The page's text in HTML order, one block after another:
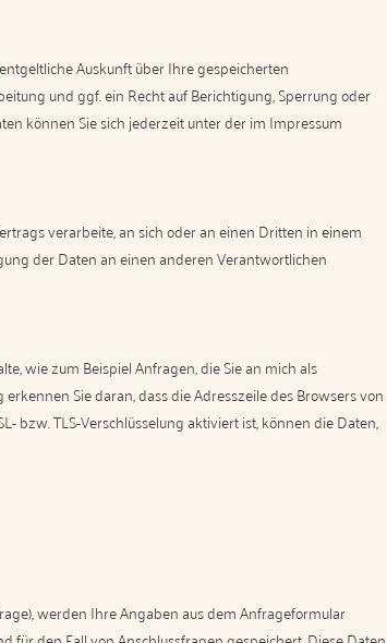
Auskunft über Ihre gespeicherten
und ggf. ein Recht auf Berichtigung, Sperrung oder
können Sie sich jederzeit unter der im Impressum
verarbeite, an sich oder an einen Dritten in einem
der Daten an einen anderen Verantwortlichen
wie zum Beispiel Anfragen, die Sie an mich als
Sie daran, dass die Adresszeile des Browsers von
bzw. TLS-Verschlüsselung aktiviert ist, können die Daten,
werden Ihre Angaben aus dem Anfrageformular